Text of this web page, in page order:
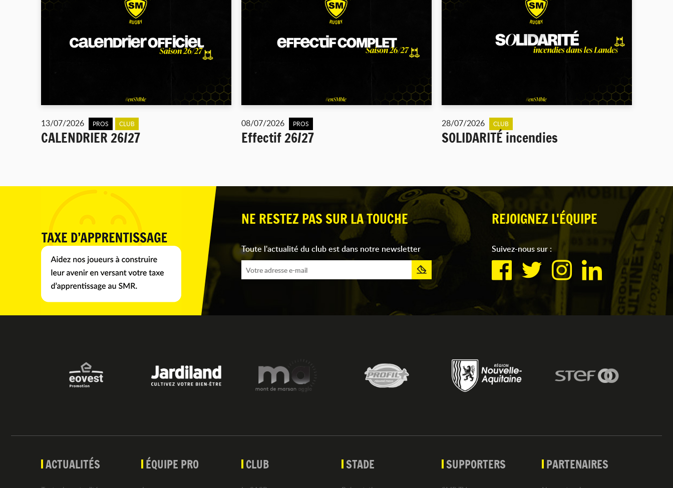
13/07/2026 PROS CLUB
CALENDRIER 26/27
08/07/2026 PROS
Effectif 26/27
28/07/2026 CLUB
SOLIDARITÉ incendies
NE RESTEZ PAS SUR LA TOUCHE
Toute l'actualité du club est dans notre newsletter
REJOIGNEZ L'ÉQUIPE
Suivez-nous sur :
ACTUALITÉS ÉQUIPE PRO CLUB STADE SUPPORTERS PARTENAIRES